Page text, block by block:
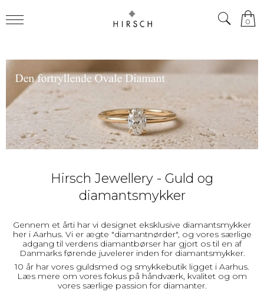
0
Hirsch Jewellery - Guld og
diamantsmykker
Gennem et årti har vi designet eksklusive diamantsmykker
her i Aarhus. Vi er ægte "diamantnørder", og vores særlige
adgang til verdens diamantbørser har gjort os til en af
Danmarks førende juvelerer inden for diamantsmykker.
10 år har vores guldsmed og smykkebutik ligget i Aarhus.
Læs mere om vores fokus på håndværk, kvalitet og om
vores særlige passion for diamanter.